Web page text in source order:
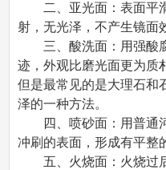
二、亚光面：表面平滑
射，无光泽，不产生镜面
三、酸洗面：用强酸
迹，外观比磨光面更为质
但是最常见的是大理石和
泽的一种方法。
四、喷砂面：用普通
冲刷 的表面，形成有平整
五、火烧面：火烧过